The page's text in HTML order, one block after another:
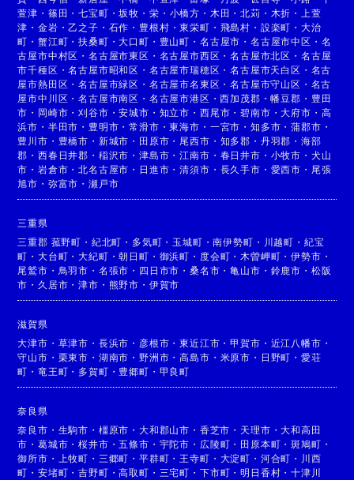
萱津 ・ 篠田 ・七宝町 ・坂牧 ・ 栄 ・ 小橋方 ・ 木田 ・北苅 ・ 木折 ・
上萱
津 ・金岩 ・乙之子 ・ 石作 ・ 豊根村 ・東栄町 ・ 飛島村 ・ 設楽町 ・ 大治
町 ・蟹江町 ・扶桑町 ・大口町 ・ 豊山町 ・ 名古屋市 ・ 名古屋市中区 ・ 名
古屋市中村区 ・名古屋市東区 ・ 名古屋市西区 ・名古屋市北区 ・ 名古屋
市千種区 ・名古屋市昭和区 ・ 名古屋市瑞穂区 ・名古屋市天白区 ・ 名古
屋市熱田区 ・名古屋市緑区 ・ 名古屋市名東区 ・名古屋市守山区 ・ 名古
屋市中川区 ・名古屋市南区 ・ 名古屋市港区 ・西加茂郡 ・幡豆郡 ・ 豊田
市 ・ 岡崎市 ・刈谷市 ・安城市 ・ 知立市 ・ 西尾市 ・碧南市 ・大府市 ・ 高
浜市 ・ 半田市 ・ 豊明市 ・常滑市 ・東海市 ・ 一宮市 ・ 知多市 ・蒲郡市 ・
豊川市 ・ 豊橋市 ・ 新城市 ・ 田原市 ・ 尾西市 ・ 知多郡 ・ 丹羽郡 ・ 海部
郡 ・西春日井郡 ・ 稲沢市 ・津島市 ・江南市 ・ 春日井市 ・ 小牧市 ・ 犬山
市 ・岩倉市 ・北名古屋市 ・ 日進市 ・清須市 ・ 長久手市 ・ 愛西市 ・ 尾張
旭市 ・ 弥富市 ・瀬戸市
三重県
三重郡 菰野町 ・ 紀北町 ・ 多気町 ・ 玉城町 ・南伊勢町 ・ 川越町 ・ 紀宝
町 ・大台町 ・大紀町 ・朝日町 ・ 御浜町 ・ 度会町 ・ 木曽岬町 ・伊勢市 ・
尾鷲市 ・ 鳥羽市 ・ 名張市 ・ 四日市市 ・桑名市 ・亀山市 ・ 鈴鹿市 ・ 松阪
市 ・ 久居市 ・津市 ・ 熊野市 ・ 伊賀市
滋賀県
大津市 ・ 草津市 ・ 長浜市 ・ 彦根市 ・東近江市 ・甲賀市 ・ 近江八幡市 ・
守山市 ・ 栗東市 ・ 湖南市 ・野洲市 ・高島市 ・ 米原市 ・ 日野町 ・ 愛荘
町 ・竜王町 ・ 多賀町 ・ 豊郷町 ・ 甲良町
奈良県
奈良市 ・ 生駒市 ・ 橿原市 ・大和郡山市 ・ 香芝市 ・ 天理市 ・大和高田
市 ・葛城市 ・桜井市 ・五條市 ・ 宇陀市 ・ 広陵町 ・ 田原本町 ・斑鳩町 ・
御所市 ・ 上牧町 ・ 三郷町 ・平群町 ・ 王寺町 ・ 大淀町 ・ 河合町 ・ 川西
町 ・安堵町 ・吉野町 ・高取町 ・ 三宅町 ・ 下市町 ・明日香村 ・十津川